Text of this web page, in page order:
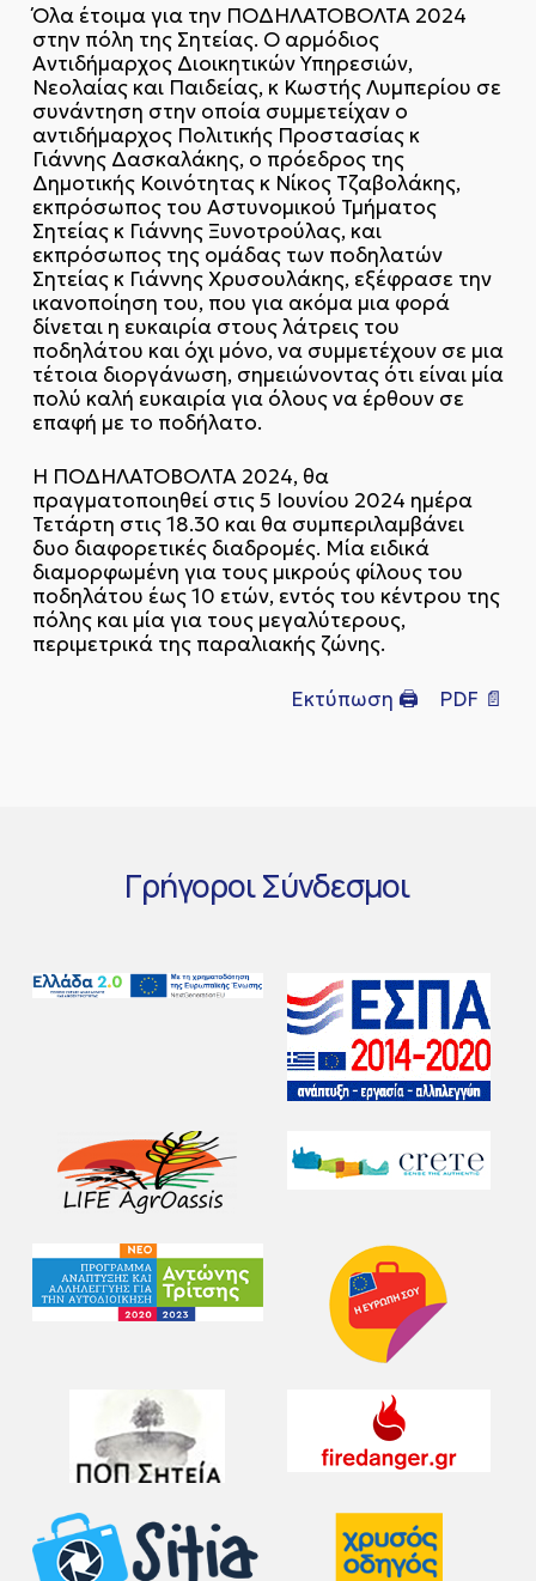
Όλα έτοιμα για την ΠΟΔHΛΑΤΟΒΟΛΤΑ 2024
στην πόλη της Σητείας. Ο αρμόδιος
Αντιδήμαρχος Διοικητικών Υπηρεσιών,
Νεολαίας και Παιδείας, κ Κωστής Λυμπερίου σε
συνάντηση στην οποία συμμετείχαν ο
αντιδήμαρχος Πολιτικής Προστασίας κ
Γιάννης Δασκαλάκης, ο πρόεδρος της
Δημοτικής Κοινότητας κ Νίκος Τζαβολάκης,
εκπρόσωπος του Αστυνομικού Τμήματος
Σητείας κ Γιάννης Ξυνοτρούλας, και
εκπρόσωπος της ομάδας των ποδηλατών
Σητείας κ Γιάννης Χρυσουλάκης, εξέφρασε την
ικανοποίηση του, που για ακόμα μια φορά
δίνεται η ευκαιρία στους λάτρεις του
ποδηλάτου και όχι μόνο, να συμμετέχουν σε μια
τέτοια διοργάνωση, σημειώνοντας ότι είναι μία
πολύ καλή ευκαιρία για όλους να έρθουν σε
επαφή με το ποδήλατο.
Η ΠΟΔHΛΑΤΟΒΟΛΤΑ 2024, θα
πραγματοποιηθεί στις 5 Ιουνίου 2024 ημέρα
Τετάρτη στις 18.30 και θα συμπεριλαμβάνει
δυο διαφορετικές διαδρομές. Μία ειδικά
διαμορφωμένη για τους μικρούς φίλους του
ποδηλάτου έως 10 ετών, εντός του κέντρου της
πόλης και μία για τους μεγαλύτερους,
περιμετρικά της παραλιακής ζώνης.
Εκτύπωση 🖨 PDF 📄
ΓρήγοροιΣύνδεσμοι